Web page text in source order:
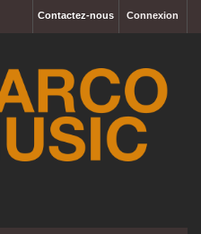
Connexion
Contactez-nous